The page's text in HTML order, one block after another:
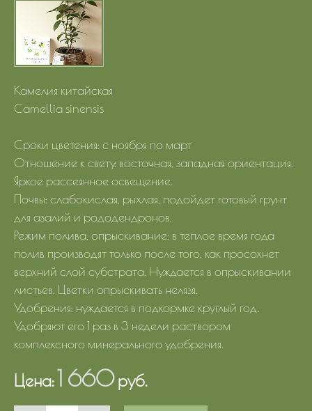
Камелия китайская
Camellia sinensis
Сроки цветения: с ноября по март
Отношение к свету: восточная, западная ориентация.
Яркое рассеянное освещение.
Почвы: слабокислая, рыхлая, подойдет готовый грунт
для азалий и рододендронов.
Режим полива, опрыскивание: в теплое время года
полив производят только после того, как просохнет
верхний слой субстрата. Нуждается в опрыскивании
листьев. Цветки опрыскивать нелязя.
Удобрения: нуждается в подкормке круглый год.
Удобряют его 1 раз в 3 недели раствором
комплексного минерального удобрения.
Цена:1 660руб.